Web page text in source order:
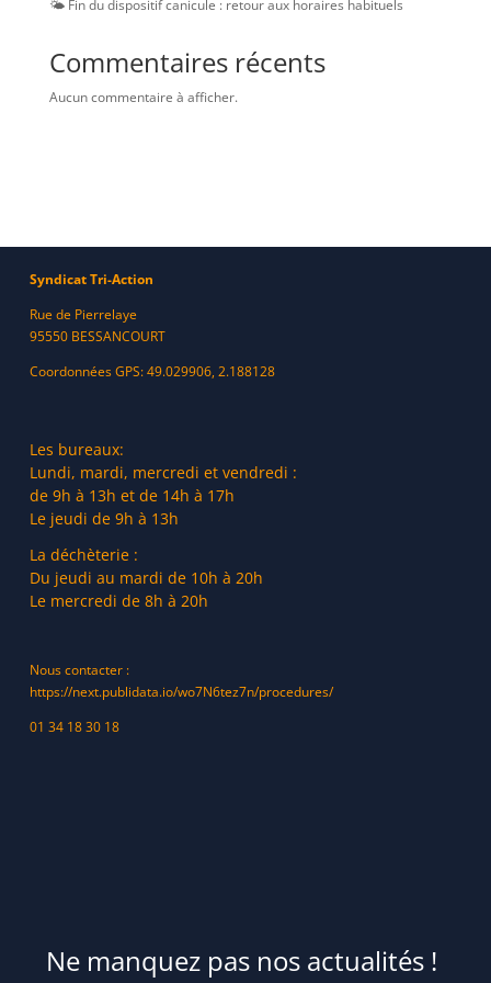
🌤️ Fin du dispositif canicule : retour aux horaires habituels
Commentaires récents
Aucun commentaire à afficher.
Syndicat Tri-Action
Rue de Pierrelaye
95550 BESSANCOURT
Coordonnées GPS: 49.029906, 2.188128
Les bureaux:
Lundi, mardi, mercredi et vendredi :
de 9h à 13h et de 14h à 17h
Le jeudi de 9h à 13h
La déchèterie :
Du jeudi au mardi de 10h à 20h
Le mercredi de 8h à 20h
Nous contacter :
https://next.publidata.io/wo7N6tez7n/procedures/
01 34 18 30 18
Ne manquez pas nos actualités !